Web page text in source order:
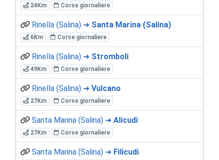
24Km Corse giornaliere
Rinella (Salina) ➜ Santa Marina (Salina)
6Km Corse giornaliere
Rinella (Salina) ➜ Stromboli
49Km Corse giornaliere
Rinella (Salina) ➜ Vulcano
27Km Corse giornaliere
Santa Marina (Salina) ➜ Alicudi
27Km Corse giornaliere
Santa Marina (Salina) ➜ Filicudi